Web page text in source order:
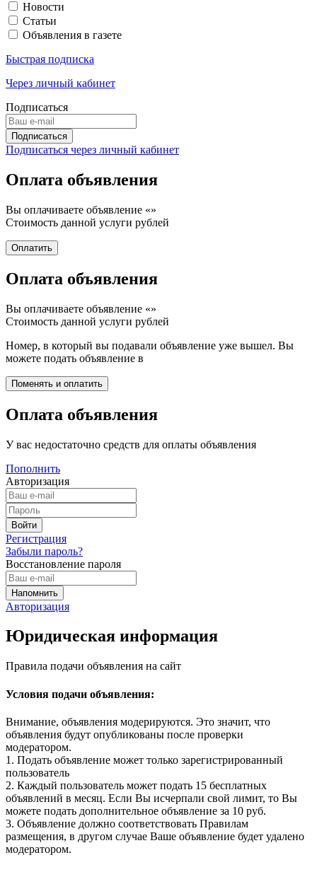
Новости
Статьи
Объявления в газете
Быстрая подписка
Через личный кабинет
Подписаться
Подписаться через личный кабинет
Оплата объявления
Вы оплачиваете объявление «»
Стоимость данной услуги рублей
Оплата объявления
Вы оплачиваете объявление «»
Стоимость данной услуги рублей
Номер, в который вы подавали объявление уже вышел. Вы
можете подать объявление в
Оплата объявления
У вас недостаточно средств для оплаты объявления
Пополнить
Авторизация
Регистрация
Забыли пароль?
Восстановление пароля
Авторизация
Юридическая информация
Правила подачи объявления на сайт
Условия подачи объявления:
Внимание, объявления модерируются. Это значит, что
объявления будут опубликованы после проверки
модератором.
1. Подать объявление может только зарегистрированный
пользователь
2. Каждый пользователь может подать 15 бесплатных
объявлений в месяц. Если Вы исчерпали свой лимит, то Вы
можете подать дополнительное объявление за 10 руб.
3. Объявление должно соответствовать Правилам
размещения, в другом случае Ваше объявление будет удалено
модератором.